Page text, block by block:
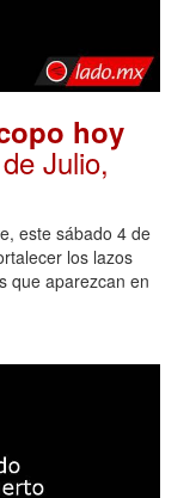
hoy
Julio,
este sábado 4 de
los lazos
que aparezcan en